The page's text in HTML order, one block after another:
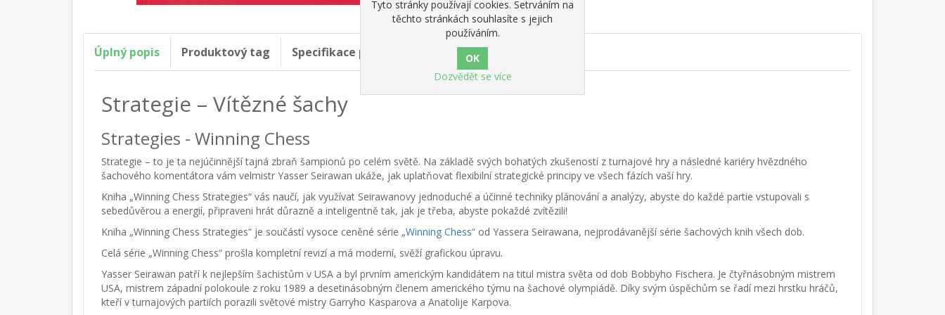
Úplný popis Produktový tag Specifikace produktů
Strategie – Vítězné šachy
Strategies - Winning Chess
Strategie – to je ta nejúčinnější tajná zbraň šampionů po celém světě. Na základě svých bohatých zkušeností z turnajové hry a následné kariéry hvězdného
šachového komentátora vám velmistr Yasser Seirawan ukáže, jak uplatňovat flexibilní strategické principy ve všech fázích vaší hry.
Kniha „Winning Chess Strategies“ vás naučí, jak využívat Seirawanovy jednoduché a účinné techniky plánování a analýzy, abyste do každé partie vstupovali s
sebedůvěrou a energií, připraveni hrát důrazně a inteligentně tak, jak je třeba, abyste pokaždé zvítězili!
Kniha „Winning Chess Strategies“ je součástí vysoce ceněné série „Winning Chess“ od Yassera Seirawana, nejprodávanější série šachových knih všech dob.
Celá série „Winning Chess“ prošla kompletní revizí a má moderní, svěží grafickou úpravu.
Yasser Seirawan patří k nejlepším šachistům v USA a byl prvním americkým kandidátem na titul mistra světa od dob Bobbyho Fischera. Je čtyřnásobným mistrem
USA, mistrem západní polokoule z roku 1989 a desetinásobným členem amerického týmu na šachové olympiádě. Díky svým úspěchům se řadí mezi hrstku hráčů,
kteří v turnajových partiích porazili světové mistry Garryho Kasparova a Anatolije Karpova.
Tyto stránky používají cookies. Setrváním na
těchto stránkách souhlasíte s jejich
používáním.
Dozvědět se více